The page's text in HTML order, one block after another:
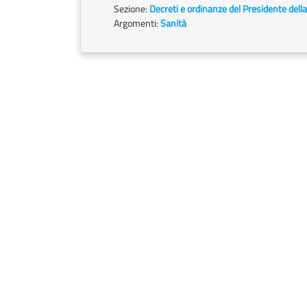
Sezione: Decreti e ordinanze del Presidente
Argomenti:Sanità